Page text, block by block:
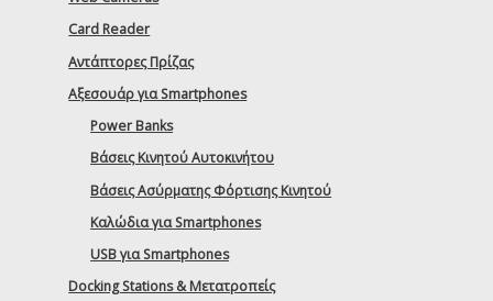
Card Reader
Αντάπτορες Πρίζας
Αξεσουάρ για Smartphones
Power Banks
Βάσεις Κινητού Αυτοκινήτου
Βάσεις Ασύρματης Φόρτισης Κινητού
Καλώδια για Smartphones
USB για Smartphones
Docking Stations & Μετατροπείς